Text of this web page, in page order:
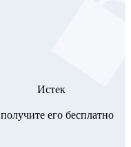
Истек
его бесплатно